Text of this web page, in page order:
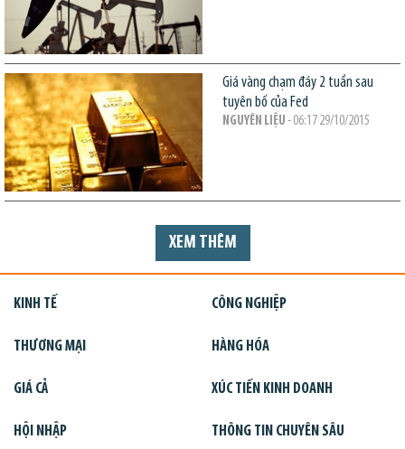
Giá vàng chạm đáy 2 tuần sau
tuyên bố của Fed
NGUYÊN LIỆU - 06:17 29/10/2015
XEM THÊM
KINH TẾ CÔNG NGHIỆP
THƯƠNG MẠI HÀNG HÓA
GIÁ CẢ XÚC TIẾN KINH DOANH
HỘI NHẬP THÔNG TIN CHUYÊN SÂU